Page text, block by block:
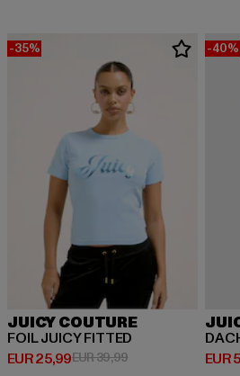
-35%
JUICY COUTURE
FOIL JUICY FITTED
EUR 25,99
Huidige prijs: EUR 25,99
EUR 39,99Actieprijs: EUR 39,99
-40%
EUR